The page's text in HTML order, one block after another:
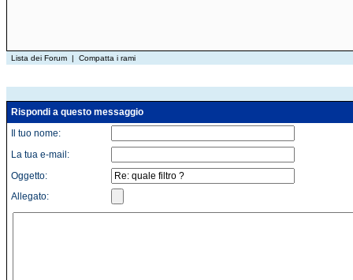
Lista dei Forum | Compatta i rami
Rispondi a questo messaggio
Il tuo nome:
La tua e-mail:
Oggetto:
Allegato: